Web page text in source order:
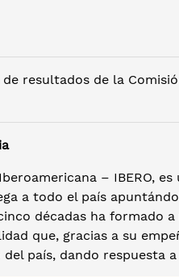
resultados de la
– IBERO,
a todo el país
décadas ha formado
que, gracias a su
país, dando respuesta